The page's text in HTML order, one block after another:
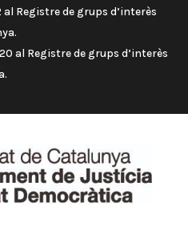
Registre de grups d’interès
al Registre de grups d’interès